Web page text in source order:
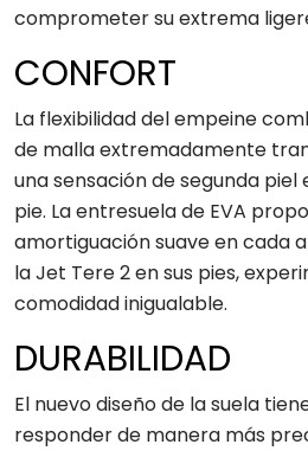
comprometer su extrema
CONFORT
La flexibilidad del empeine
de malla extremadamente
una sensación de segunda piel
pie. La entresuela de EVA
amortiguación suave en cada
la Jet Tere 2 en sus pies,
comodidad inigualable.
DURABILIDAD
El nuevo diseño de la suela
responder de manera más